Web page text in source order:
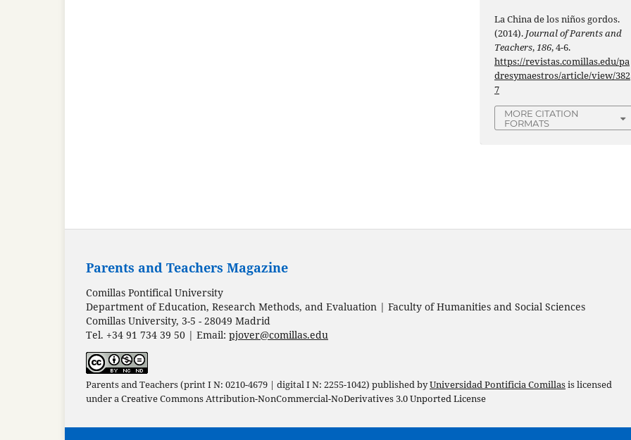
La China de los niños gordos.
(2014). Journal of Parents and
Teachers,186, 4-6.
https://revistas.comillas.edu/pa
dresymaestros/article/view/382
7
MORE CITATION
FORMATS
Parents and Teachers Magazine
Comillas Pontifical University
Department of Education, Research Methods, and Evaluation | Faculty of Humanities and Social Sciences
Comillas University, 3-5 - 28049 Madrid
Tel. +34 91 734 39 50 | Email: pjover@comillas.edu
Parents and Teachers (print I N: 0210-4679 | digital I N: 2255-1042) published byUniversidad Pontificia Comillasis licensed
under aCreative Commons Attribution-NonCommercial-NoDerivatives 3.0 Unported License